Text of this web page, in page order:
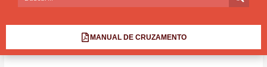
MANUAL DE CRUZAMENTO